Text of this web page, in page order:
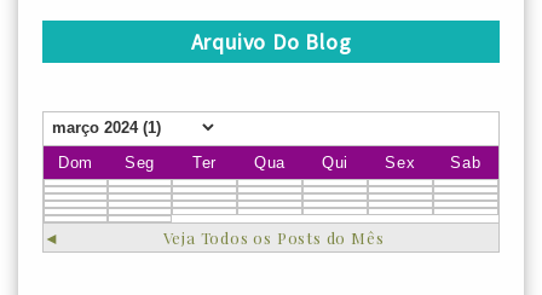
Arquivo Do Blog
Dom Seg Ter Qua Qui Sex Sab
◄ Veja Todos os Posts do Mês